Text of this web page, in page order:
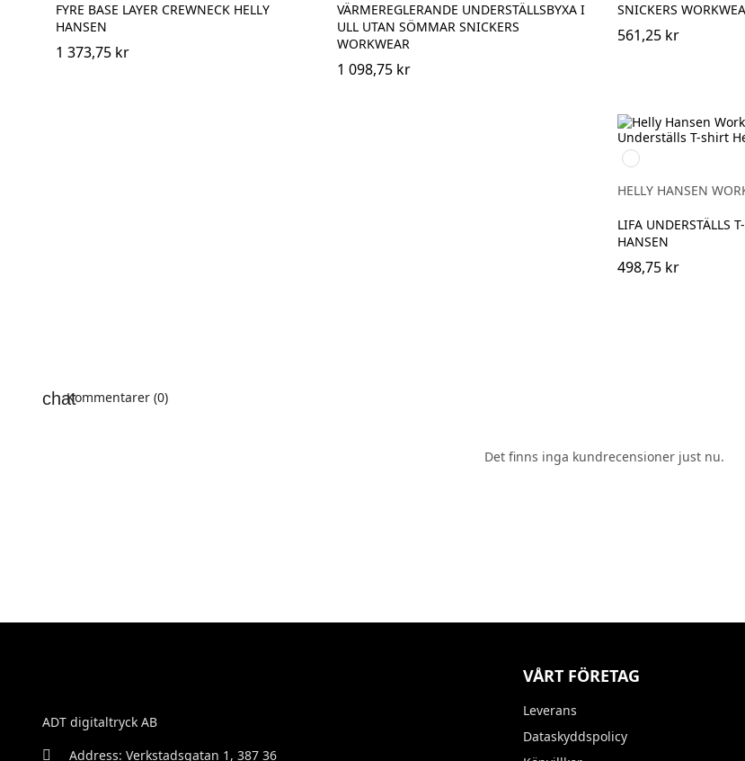
FYRE BASE LAYER CREWNECK HELLY
HANSEN
1 373,75 kr
VÄRMEREGLERANDE UNDERSTÄLLSBYXA I
ULL UTAN SÖMMAR SNICKERS
WORKWEAR
1 098,75 kr
SNICKERS
561,25 kr
990
BLACK
HELLY HANSEN
LIFA UNDERSTÄLLS
HANSEN
498,75 kr
Kommentarer (0)
Det finns inga kundrecensioner just nu.
ADT digitaltryck AB
Address: Verkstadsgatan 1, 387 36
VÅRT FÖRETAG
Leverans
Dataskyddspolicy